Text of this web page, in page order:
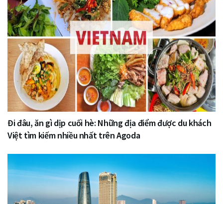
Đi đâu, ăn gì dịp cuối hè: Những địa điểm được du khách
Việt tìm kiếm nhiều nhất trên Agoda